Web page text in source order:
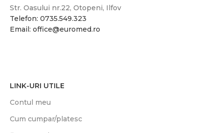
Str. Oasului nr.22, Otopeni, Ilfov
Telefon: 0735.549.323
Email: office@euromed.ro
LINK-URI UTILE
Contul meu
Cum cumpar/platesc